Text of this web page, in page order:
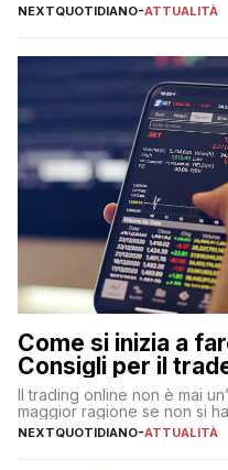
NEXTQUOTIDIANO-ATTUALITÀ
Come si inizia a
Consigli per il
Il trading online non è mai
maggior ragione se non si
NEXTQUOTIDIANO-ATTUALITÀ